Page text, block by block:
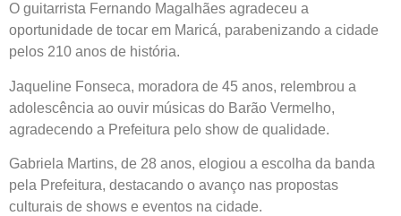
O guitarrista Fernando Magalhães agradeceu a
oportunidade de tocar em Maricá, parabenizando a cidade
pelos 210 anos de história.
Jaqueline Fonseca, moradora de 45 anos, relembrou a
adolescência ao ouvir músicas do Barão Vermelho,
agradecendo a Prefeitura pelo show de qualidade.
Gabriela Martins, de 28 anos, elogiou a escolha da banda
pela Prefeitura, destacando o avanço nas propostas
culturais de shows e eventos na cidade.